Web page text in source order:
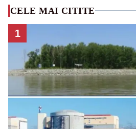
CELE MAI CITITE
1